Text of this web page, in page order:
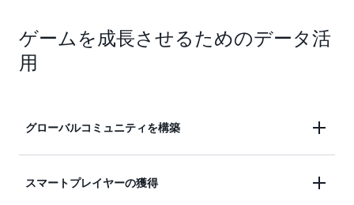
ゲームを成長させるためのデータ活
用
グローバルコミュニティを構築
AWS では、健全なコミュニティの構築とエンゲー
スマートプレイヤーの獲得